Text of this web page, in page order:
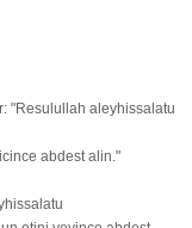
"Resulullah aleyhissalatu
abdest alin."